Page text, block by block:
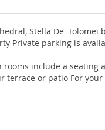
Stella De' Tolomei
Private parking is
rooms include a seating
terrace or patio For